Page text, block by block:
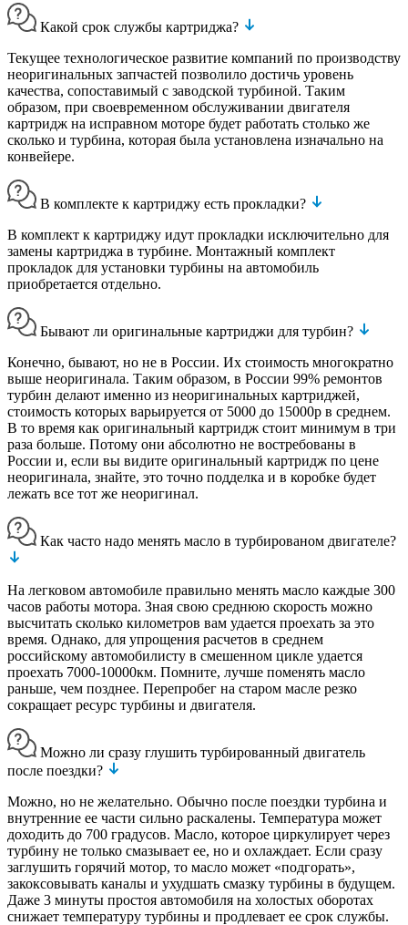
Какой срок службы картриджа?
Текущее технологическое развитие компаний по производству
неоригинальных запчастей позволило достичь уровень
качества, сопоставимый с заводской турбиной. Таким
образом, при своевременном обслуживании двигателя
картридж на исправном моторе будет работать столько же
сколько и турбина, которая была установлена изначально на
конвейере.
В комплекте к картриджу есть прокладки?
В комплект к картриджу идут прокладки исключительно для
замены картриджа в турбине. Монтажный комплект
прокладок для установки турбины на автомобиль
приобретается отдельно.
Бывают ли оригинальные картриджи для турбин?
Конечно, бывают, но не в России. Их стоимость многократно
выше неоригинала. Таким образом, в России 99% ремонтов
турбин делают именно из неоригинальных картриджей,
стоимость которых варьируется от 5000 до 15000р в среднем.
В то время как оригинальный картридж стоит минимум в три
раза больше. Потому они абсолютно не востребованы в
России и, если вы видите оригинальный картридж по цене
неоригинала, знайте, это точно подделка и в коробке будет
лежать все тот же неоригинал.
Как часто надо менять масло в турбированом двигателе?
На легковом автомобиле правильно менять масло каждые 300
часов работы мотора. Зная свою среднюю скорость можно
высчитать сколько километров вам удается проехать за это
время. Однако, для упрощения расчетов в среднем
российскому автомобилисту в смешенном цикле удается
проехать 7000-10000км. Помните, лучше поменять масло
раньше, чем позднее. Перепробег на старом масле резко
сокращает ресурс турбины и двигателя.
Можно ли сразу глушить турбированный двигатель
после поездки?
Можно, но не желательно. Обычно после поездки турбина и
внутренние ее части сильно раскалены. Температура может
доходить до 700 градусов. Масло, которое циркулирует через
турбину не только смазывает ее, но и охлаждает. Если сразу
заглушить горячий мотор, то масло может «подгорать»,
закоксовывать каналы и ухудшать смазку турбины в будущем.
Даже 3 минуты простоя автомобиля на холостых оборотах
снижает температуру турбины и продлевает ее срок службы.